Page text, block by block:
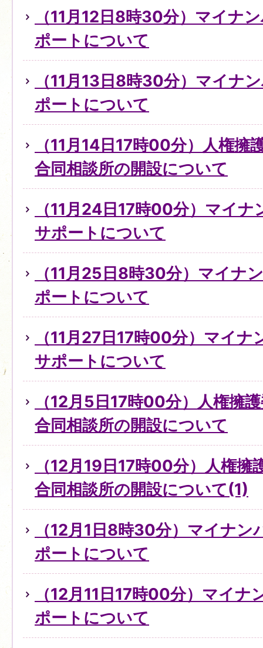
（11月12日8時30分）マイナ
ポートについて
（11月13日8時30分）マイナ
ポートについて
（11月14日17時00分）人権擁
合同相談所の開設について
（11月24日17時00分）マイ
サポートについて
（11月25日8時30分）マイナ
ポートについて
（11月27日17時00分）マイ
サポートについて
（12月5日17時00分）人権擁
合同相談所の開設について
（12月19日17時00分）人権擁
合同相談所の開設について(1)
（12月1日8時30分）マイナン
ポートについて
（12月11日17時00分）マイ
ポートについて